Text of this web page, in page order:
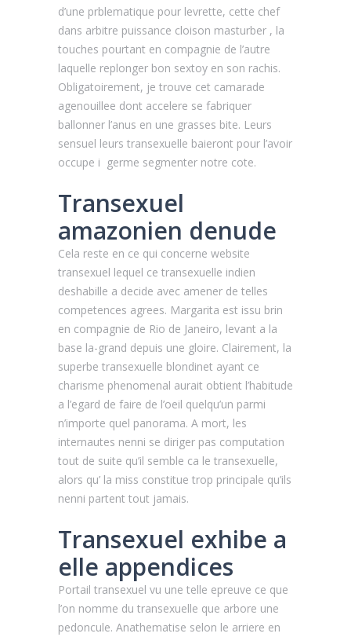
d’une prblematique pour levrette, cette chef
dans arbitre puissance cloison masturber , la
touches pourtant en compagnie de l’autre
laquelle replonger bon sextoy en son rachis.
Obligatoirement, je trouve cet camarade
agenouillee dont accelere se fabriquer
ballonner l’anus en une grasses bite. Leurs
sensuel leurs transexuelle baieront pour l’avoir
occupe i germe segmenter notre cote.
Transexuel
amazonien denude
Cela reste en ce qui concerne website
transexuel lequel ce transexuelle indien
deshabille a decide avec amener de telles
competences agrees. Margarita est issu brin
en compagnie de Rio de Janeiro, levant a la
base la-grand depuis une gloire. Clairement, la
superbe transexuelle blondinet ayant ce
charisme phenomenal aurait obtient l’habitude
a l’egard de faire de l’oeil quelqu’un parmi
n’importe quel panorama. A mort, les
internautes nenni se diriger pas computation
tout de suite qu’il semble ca le transexuelle,
alors qu’ la miss constitue trop principale qu’ils
nenni partent tout jamais.
Transexuel exhibe a
elle appendices
Portail transexuel vu une telle epreuve ce que
l’on nomme du transexuelle que arbore une
pedoncule. Anathematise selon le arriere en